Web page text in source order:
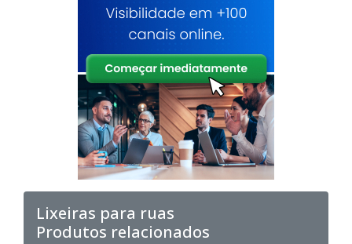
Lixeiras para ruas
Produtos relacionados